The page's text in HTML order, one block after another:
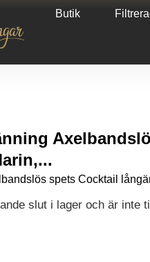
Butik
spets Cocktail
slut i lager och är inte